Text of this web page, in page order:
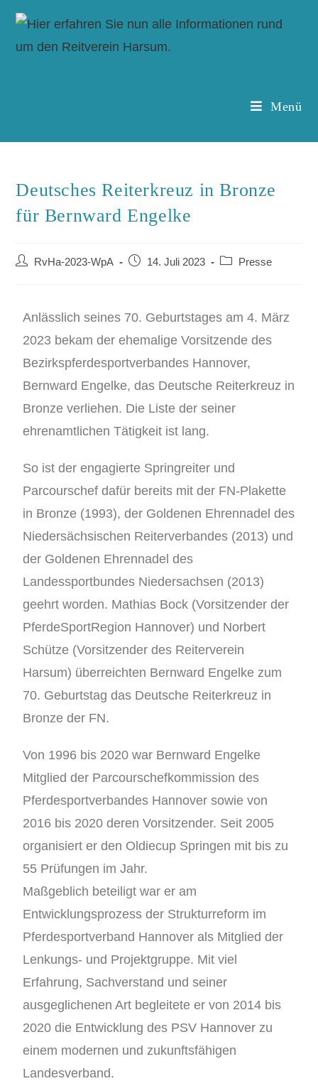
Menü
Deutsches Reiterkreuz in Bronze
für Bernward Engelke
RvHa-2023-WpA 14. Juli 2023 Presse
Anlässlich seines 70. Geburtstages am 4. März
2023 bekam der ehemalige Vorsitzende des
Bezirkspferdesportverbandes Hannover,
Bernward Engelke, das Deutsche Reiterkreuz in
Bronze verliehen. Die Liste der seiner
ehrenamtlichen Tätigkeit ist lang.
So ist der engagierte Springreiter und
Parcourschef dafür bereits mit der FN-Plakette
in Bronze (1993), der Goldenen Ehrennadel des
Niedersächsischen Reiterverbandes (2013) und
der Goldenen Ehrennadel des
Landessportbundes Niedersachsen (2013)
geehrt worden. Mathias Bock (Vorsitzender der
PferdeSportRegion Hannover) und Norbert
Schütze (Vorsitzender des Reiterverein
Harsum) überreichten Bernward Engelke zum
70. Geburtstag das Deutsche Reiterkreuz in
Bronze der FN.
Von 1996 bis 2020 war Bernward Engelke
Mitglied der Parcourschefkommission des
Pferdesportverbandes Hannover sowie von
2016 bis 2020 deren Vorsitzender. Seit 2005
organisiert er den Oldiecup Springen mit bis zu
55 Prüfungen im Jahr.
Maßgeblich beteiligt war er am
Entwicklungsprozess der Strukturreform im
Pferdesportverband Hannover als Mitglied der
Lenkungs- und Projektgruppe. Mit viel
Erfahrung, Sachverstand und seiner
ausgeglichenen Art begleitete er von 2014 bis
2020 die Entwicklung des PSV Hannover zu
einem modernen und zukunftsfähigen
Landesverband.